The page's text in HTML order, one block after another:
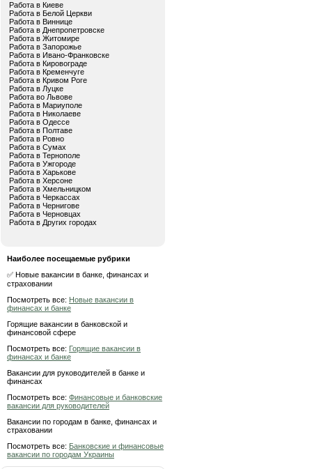
Работа в Киеве
Работа в Белой Церкви
Работа в Виннице
Работа в Днепропетровске
Работа в Житомире
Работа в Запорожье
Работа в Ивано-Франковске
Работа в Кировограде
Работа в Кременчуге
Работа в Кривом Роге
Работа в Луцке
Работа во Львове
Работа в Мариуполе
Работа в Николаеве
Работа в Одессе
Работа в Полтаве
Работа в Ровно
Работа в Сумах
Работа в Тернополе
Работа в Ужгороде
Работа в Харькове
Работа в Херсоне
Работа в Хмельницком
Работа в Черкассах
Работа в Чернигове
Работа в Черновцах
Работа в Других городах
Наиболее посещаемые рубрики
✅ Новые вакансии в банке, финансах и
страховании
Посмотреть все: Новые вакансии в
финансах и банке
Горящие вакансии в банковской и
финансовой сфере
Посмотреть все: Горящие вакансии в
финансах и банке
Вакансии для руководителей в банке и
финансах
Посмотреть все: Финансовые и банковские
вакансии для руководителей
Вакансии по городам в банке, финансах и
страховании
Посмотреть все: Банковские и финансовые
вакансии по городам Украины